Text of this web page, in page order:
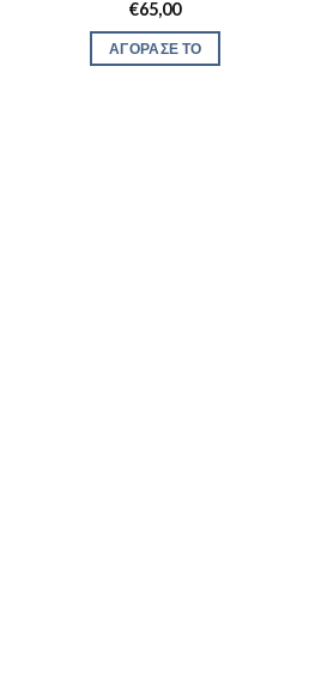
€65,00
ΑΓΟΡΑΣΕ ΤΟ